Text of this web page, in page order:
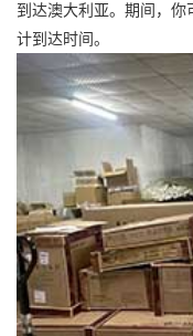
到达澳大利亚。期间，
计到达时间。